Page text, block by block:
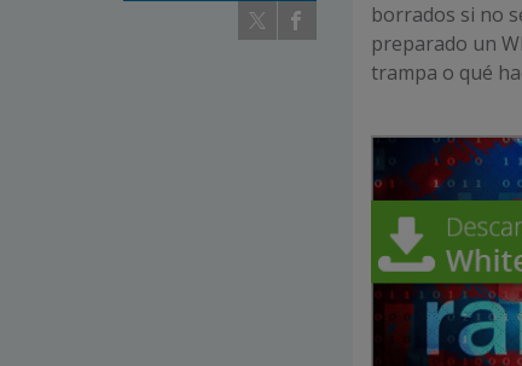
borrados si no
preparado un
trampa o qué